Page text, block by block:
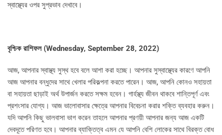
স্বাস্থ্যের ওপর সুপ্রভাব দেখাবে।
বৃশ্চিক রাশিফল (Wednesday, September 28, 2022)
আজ, আপনার স্বাস্থ্য সুস্থ হবে বলে আশা করা হচ্ছে। আপনার সুস্বাস্থ্যের কারণে আপনি
আজ আপনার বন্ধুদের সাথে খেলার পরিকল্পনা করতে পারেন। আজ, আপনি কোনও সহায়তা
বা সহায়তা ছাড়াই অর্থ উপার্জন করতে সক্ষম হবেন। গার্হস্থ্য জীবন থাকবে শান্তিপূর্ণ এবং
প্রশংসার যোগ্য। আজ ভালোবাসার ক্ষেত্রে আপনার বিবেচনা করার শক্তি ব্যবহার করুন।
যদি আপনি কিছু ভালবাসা ভাগ করেন তাহলে আপনার প্রণয়ী আপনার জন্য আজ একটি
দেবদূতে পরিণত হবে। আপনার ব্যাক্তিত্ব এমন যে আপনি বেশি লোকের সাথে বিরক্ত বোধ